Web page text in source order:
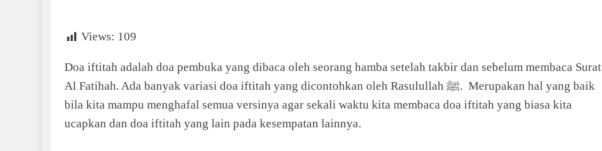
Views: 109
Doa iftitah adalah doa pembuka yang dibaca oleh seorang hamba setelah takbir dan sebelum membaca Surat
Al Fatihah. Ada banyak variasi doa iftitah yang dicontohkan oleh Rasulullah ﷺ. Merupakan hal yang baik
bila kita mampu menghafal semua versinya agar sekali waktu kita membaca doa iftitah yang biasa kita
ucapkan dan doa iftitah yang lain pada kesempatan lainnya.